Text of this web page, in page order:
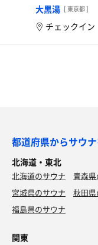
大黒湯 [ 東京都 ]
チェックイン
都道府県からサウ
北海道・東北
北海道のサウナ 青森
宮城県のサウナ
秋田
福島県のサウナ
関東